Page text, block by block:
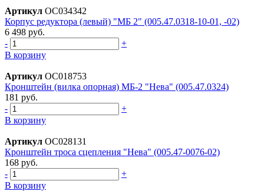
Артикул ОС034342
Корпус редукторa (левый) "МБ 2" (005.47.0318-10-01, -02)
6 498 руб.
-
+
В корзину
Артикул ОС018753
Кронштейн (вилка опорная) МБ-2 "Нева" (005.47.0324)
181 руб.
-
+
В корзину
Артикул ОС028131
Кронштейн тросa сцепления "Нева" (005.47-0076-02)
168 руб.
-
+
В корзину